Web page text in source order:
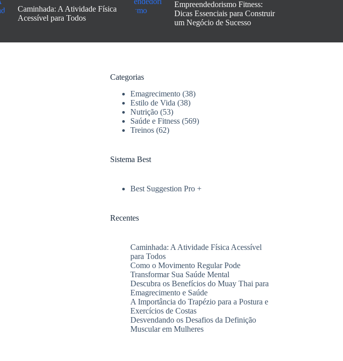
Caminhada: A Atividade Física
Acessível para Todos
Empreendedorismo Fitness:
Dicas Essenciais para Construir
um Negócio de Sucesso
Categorias
Emagrecimento (38)
Estilo de Vida (38)
Nutrição (53)
Saúde e Fitness (569)
Treinos (62)
Sistema Best
Best Suggestion Pro +
Recentes
Caminhada: A Atividade Física Acessível
para Todos
Como o Movimento Regular Pode
Transformar Sua Saúde Mental
Descubra os Benefícios do Muay Thai para
Emagrecimento e Saúde
A Importância do Trapézio para a Postura e
Exercícios de Costas
Desvendando os Desafios da Definição
Muscular em Mulheres